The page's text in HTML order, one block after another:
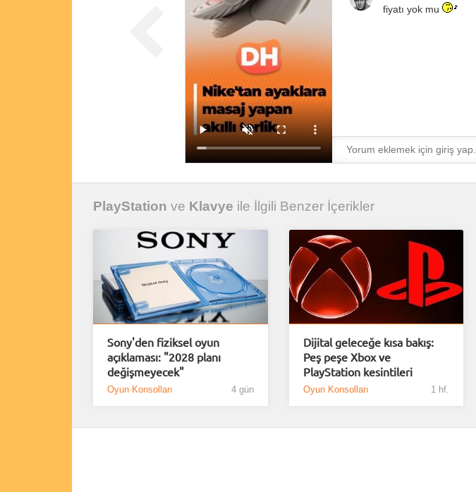
fiyatı yok mu
PlayStation ve Klavye ile İlgili Benzer İçerikler
Sony'den fiziksel oyun
açıklaması: "2028 planı
değişmeyecek"
Oyun Konsolları 4 gün
Dijital geleceğe kısa bakış:
Peş peşe Xbox ve
PlayStation kesintileri
Oyun Konsolları 1 hf.